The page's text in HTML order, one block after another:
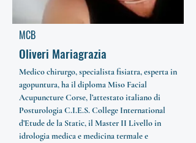
MCB
Oliveri Mariagrazia
Medico chirurgo, specialista fisiatra, esperta in
agopuntura, ha il diploma Miso Facial
Acupuncture Corse, l’attestato italiano di
Posturologia C.I.E.S. College International
d’Etude de la Static, il Master II Livello in
idrologia medica e medicina termale e